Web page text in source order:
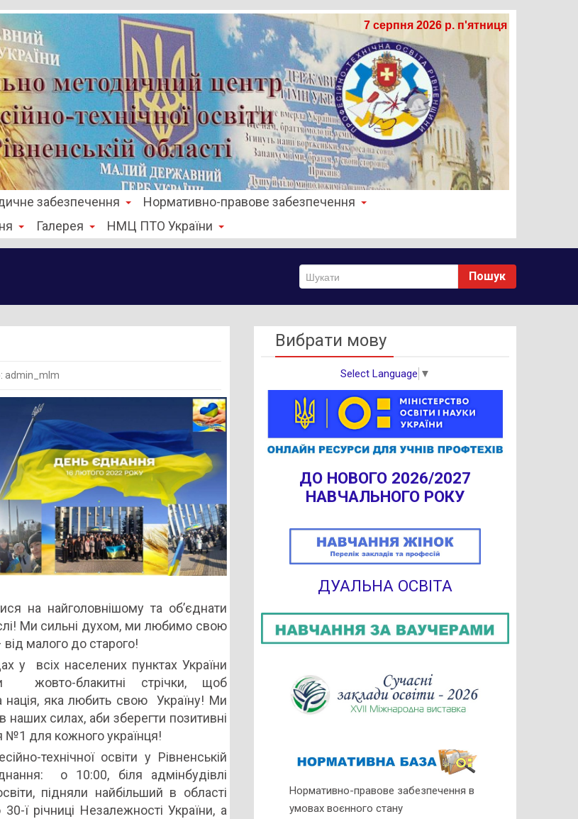
7 серпня 2026 р. п'ятниця
забезпечення
Нормативно-правове забезпечення
Галерея НМЦ ПТО України
Пошук
admin_mlm
на найголовнішому та об’єднати
Ми сильні духом, ми любимо свою
малого до старого!
у всіх населених пунктах України
жовто-блакитні стрічки, щоб
нація, яка любить свою Україну! Ми
наших силах, аби зберегти позитивні
№1 для кожного українця!
технічної освіти у Рівненській
о 10:00, біля адмінбудівлі
підняли найбільший в області
ї річниці Незалежності України, а
Вибрати мову
Select Language ▼
ДО НОВОГО 2026/2027
НАВЧАЛЬНОГО РОКУ
ДУАЛЬНА ОСВІТА
Нормативно-правове забезпечення в
умовах воєнного стану